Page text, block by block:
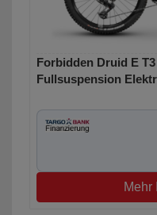
Forbidden Druid E
Fullsuspension
Mehr